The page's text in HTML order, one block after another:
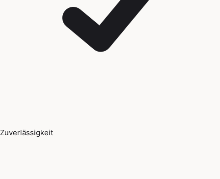
Zuverlässigkeit